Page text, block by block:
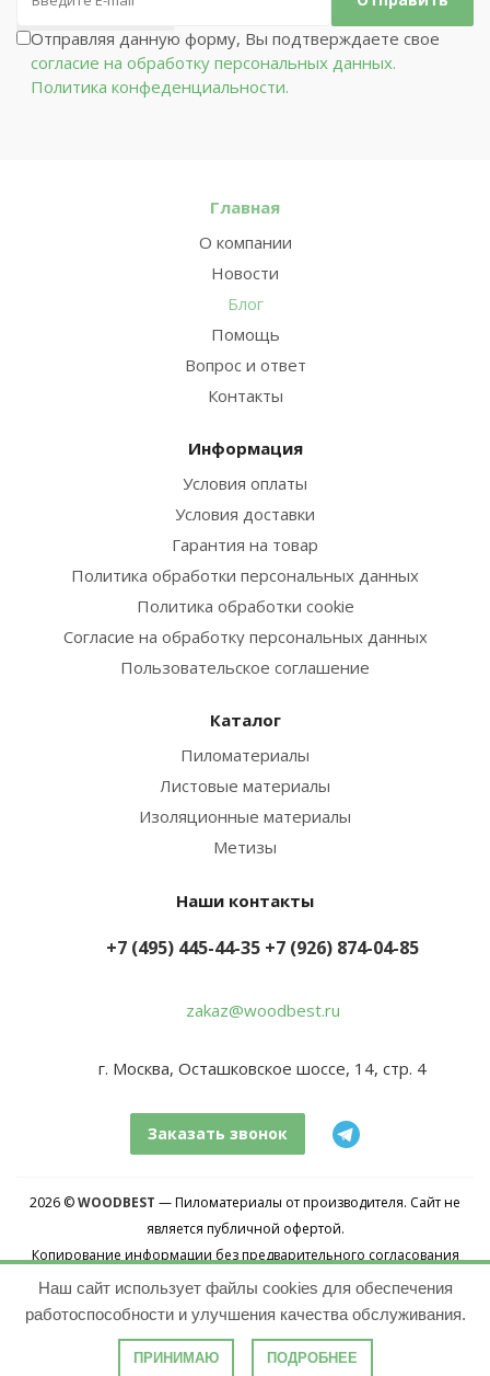
Наш сайт использует файлы cookies для обеспечения
работоспособности и улучшения качества обслуживания.
ПРИНИМАЮ ПОДРОБНЕЕ
Отправляя данную форму, Вы подтверждаете свое
согласие на обработку персональных данных.
Политика конфеденциальности.
Главная
О компании
Новости
Блог
Помощь
Вопрос и ответ
Контакты
Информация
Условия оплаты
Условия доставки
Гарантия на товар
Политика обработки персональных данных
Политика обработки cookie
Согласие на обработку персональных данных
Пользовательское соглашение
Каталог
Пиломатериалы
Листовые материалы
Изоляционные материалы
Метизы
Наши контакты
+7 (495) 445-44-35 +7 (926) 874-04-85
zakaz@woodbest.ru
г. Москва, Осташковское шоссе, 14, стр. 4
Заказать звонок
2026 ©WOODBEST — Пиломатериалы от производителя. Сайт не
является публичной офертой.
Копирование информации без предварительного согласования
запрещено.
Карта сайта